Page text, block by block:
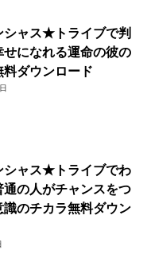
シャス★トライブで判
せになれる運命の彼の
料ダウンロード
シャス★トライブでわ
通の人がチャンスをつ
識のチカラ無料ダウン